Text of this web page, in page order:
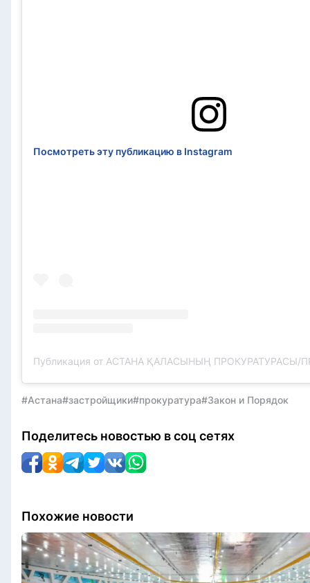
Посмотреть эту публикацию в Instagram
#Астана#застройщики#прокуратура#Закон и Порядок
Поделитесь новостью в соц сетях
Похожие новости